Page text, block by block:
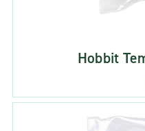
Hobbit